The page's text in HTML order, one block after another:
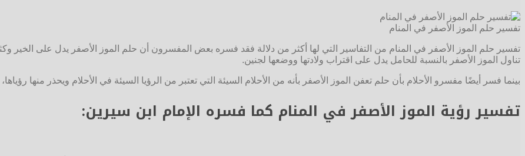
تفسير حلم الموز الأصفر في المنام
تفسير حلم الموز الأصفر في المنام من التفاسير التي لها أكثر من دلالة فقد فسره بعض المفسرون أن حلم الموز الأصفر يدل على الخير
تناول الموز الأصفر بالنسبة للحامل يدل على اقتراب ولادتها ووضعها لجنين.
بينما فسر أيضًا مفسرو الأحلام بأن حلم تعفن الموز الأصفر بأنه من الأحلام السيئة التي تعتبر من الرؤيا السيئة في الأحلام ويحذر منها
تفسير رؤية الموز الأصفر في المنام كما فسره الإمام ابن سيرين: